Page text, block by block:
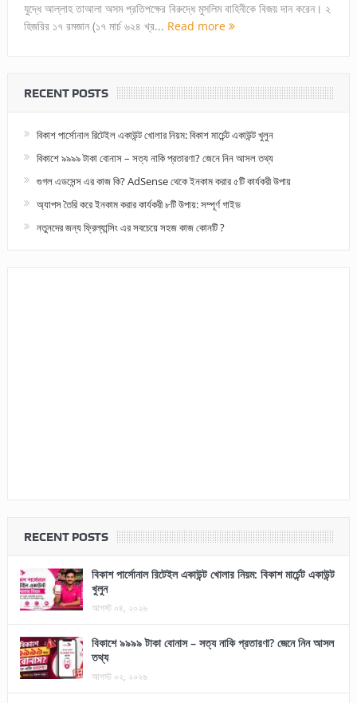
যুদ্ধে আল্লাহ তাআলা অসম প্রতিপক্ষের বিরুদ্ধে মুসলিম বাহিনীকে বিজয় দান করেন। ২
হিজরির ১৭ রমজান (১৭ মার্চ ৬২৪ খ্র... Read more
RECENT POSTS
বিকাশ পার্সোনাল রিটেইল একাউন্ট খোলার নিয়ম: বিকাশ মার্চেন্ট একাউন্ট খুলুন
বিকাশে ৯৯৯৯ টাকা বোনাস – সত্য নাকি প্রতারণা? জেনে নিন আসল তথ্য
গুগল এডসেন্স এর কাজ কি? AdSense থেকে ইনকাম করার ৫টি কার্যকরী উপায়
অ্যাপস তৈরি করে ইনকাম করার কার্যকরী ৮টি উপায়: সম্পূর্ণ গাইড
নতুনদের জন্য ফ্রিল্যান্সিং এর সবচেয়ে সহজ কাজ কোনটি ?
RECENT POSTS
বিকাশ পার্সোনাল রিটেইল একাউন্ট খোলার নিয়ম: বিকাশ মার্চেন্ট একাউন্ট
খুলুন
আগস্ট ০৪, ২০২৬
বিকাশে ৯৯৯৯ টাকা বোনাস – সত্য নাকি প্রতারণা? জেনে নিন আসল
তথ্য
আগস্ট ০২, ২০২৬